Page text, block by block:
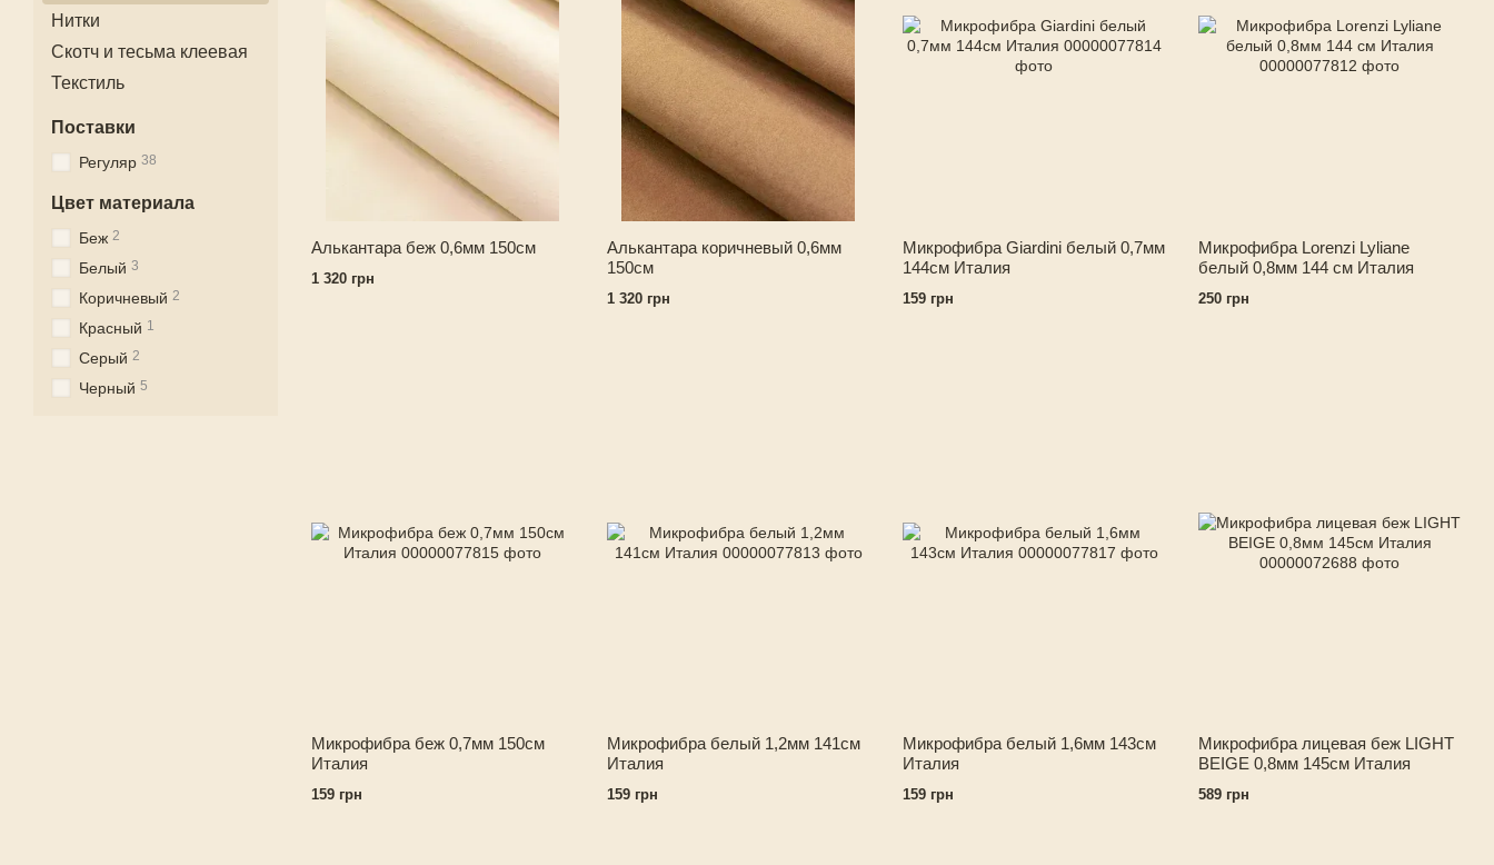
Алькантара беж 0,6мм 150см
1 320 грн
Алькантара коричневый 0,6мм
150см
1 320 грн
Микрофибра Giardini белый 0,7мм
144см Италия
159 грн
Микрофибра Lorenzi Lyliane
белый 0,8мм 144 см Италия
250 грн
Микрофибра беж 0,7мм 150см
Италия
159 грн
Микрофибра белый 1,2мм 141см
Италия
159 грн
Микрофибра белый 1,6мм 143см
Италия
159 грн
Микрофибра лицевая беж LIGHT
BEIGE 0,8мм 145см Италия
589 грн
Нитки
Скотч и тесьма клеевая
Текстиль
Поставки
Регуляр 38
Цвет материала
Беж 2
Белый 3
Коричневый 2
Красный 1
Серый 2
Черный 5